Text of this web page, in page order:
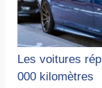
Les voitures
000 kilomètres